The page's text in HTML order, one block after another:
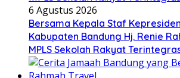
6 Agustus 2026
Bersama Kepala Staf
Kabupaten Bandung Hj. Renie
MPLS Sekolah Rakyat